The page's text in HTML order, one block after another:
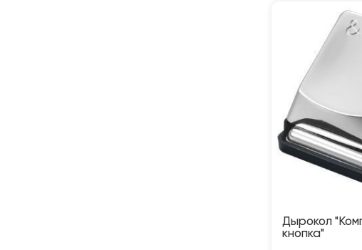
Дырокол
кнопка"